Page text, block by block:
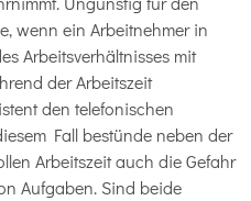
wenn ein Arbeitnehmer in
Arbeitsverhältnisses mit
der Arbeitszeit
den telefonischen
Fall bestünde neben der
Arbeitszeit auch die Gefahr
Aufgaben. Sind beide